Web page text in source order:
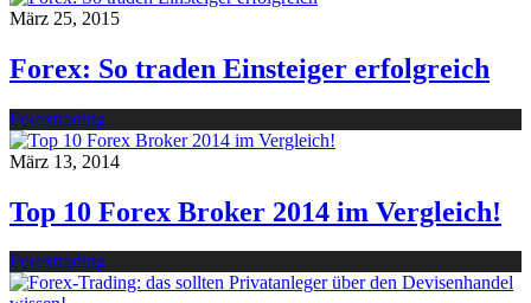
März 25, 2015
Forex: So traden Einsteiger erfolgreich
Forextrading
März 13, 2014
Top 10 Forex Broker 2014 im Vergleich!
Forextrading